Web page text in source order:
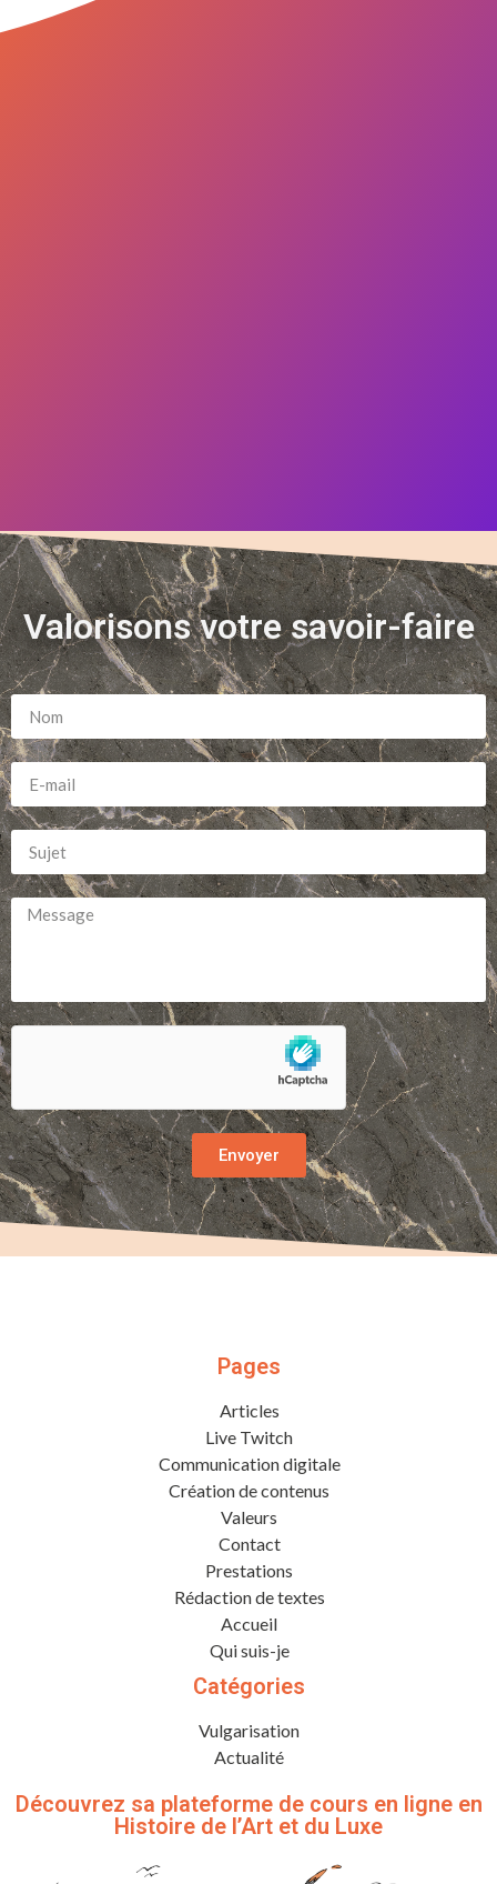
Valorisons votre savoir-faire
Envoyer
Pages
Articles
Live Twitch
Communication digitale
Création de contenus
Valeurs
Contact
Prestations
Rédaction de textes
Accueil
Qui suis-je
Catégories
Vulgarisation
Actualité
Découvrez sa plateforme de cours en ligne en
Histoire de l’Art et du Luxe